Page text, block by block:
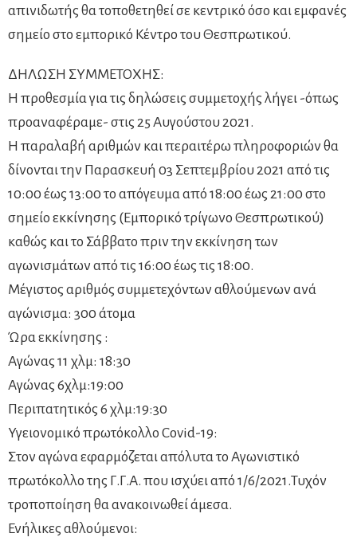
απινιδωτής θα τοποθετηθεί σε κεντρικό όσο και εμφανές
σημείο στο εμπορικό Κέντρο του Θεσπρωτικού.
ΔΗΛΩΣΗ ΣΥΜΜΕΤΟΧΗΣ:
Η προθεσμία για τις δηλώσεις συμμετοχής λήγει -όπως
προαναφέραμε- στις 25 Αυγούστου 2021.
Η παραλαβή αριθμών και περαιτέρω πληροφοριών θα
δίνονται την Παρασκευή 03 Σεπτεμβρίου 2021 από τις
10:00 έως 13:00 το απόγευμα από 18:00 έως 21:00 στο
σημείο εκκίνησης (Εμπορικό τρίγωνο Θεσπρωτικού)
καθώς και το Σάββατο πριν την εκκίνηση των
αγωνισμάτων από τις 16:00 έως τις 18:00.
Μέγιστος αριθμός συμμετεχόντων αθλούμενων ανά
αγώνισμα: 300 άτομα
Ώρα εκκίνησης :
Αγώνας 11 χλμ: 18:30
Αγώνας 6χλμ:19:00
Περιπατητικός 6 χλμ:19:30
Υγειονομικό πρωτόκολλο Covid-19:
Στον αγώνα εφαρμόζεται απόλυτα το Αγωνιστικό
πρωτόκολλο της Γ.Γ.Α. που ισχύει από 1/6/2021.Τυχόν
τροποποίηση θα ανακοινωθεί άμεσα.
Ενήλικες αθλούμενοι: